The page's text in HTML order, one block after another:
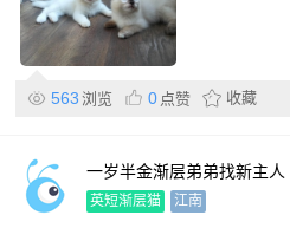
563 浏览 0 点赞 收藏
一岁半金渐层弟弟找新主人
英短渐层猫 江南